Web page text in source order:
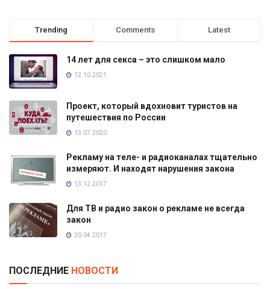
Trending Comments Latest
14 лет для секса – это слишком мало
12.10.2021
Проект, который вдохновит туристов на
путешествия по России
13.07.2020
Рекламу на теле- и радиоканалах тщательно
измеряют. И находят нарушения закона
13.12.2017
Для ТВ и радио закон о рекламе не всегда
закон
20.04.2017
ПОСЛЕДНИЕ НОВОСТИ